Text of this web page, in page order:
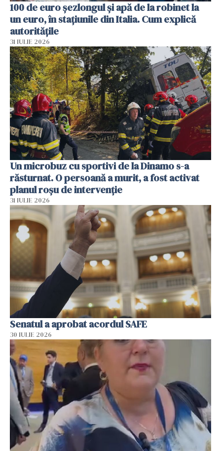
100 de euro șezlongul și apă de la robinet la
un euro, în stațiunile din Italia. Cum explică
autoritățile
31 IULIE 2026
Un microbuz cu sportivi de la Dinamo s-a
răsturnat. O persoană a murit, a fost activat
planul roșu de intervenție
31 IULIE 2026
Senatul a aprobat acordul SAFE
30 IULIE 2026